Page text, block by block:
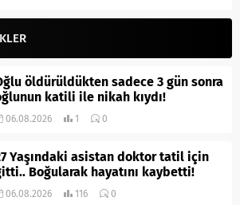
öldürüldükten sadece 3 gün sonra
katili ile nikah kıydı!
06.08.2026 1 0
Yaşındaki asistan doktor tatil için
Boğularak hayatını kaybetti!
06.08.2026 116 0